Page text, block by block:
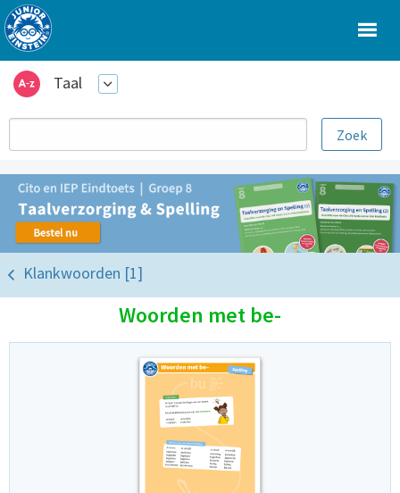
Taal
Klankwoorden [1]
Woorden met be-